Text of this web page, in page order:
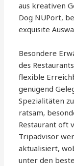
aus kreativen
Dog NUPort,
exquisite
Besondere
des
flexible
genügend
Spezialitäten
ratsam,
Restaurant oft
Tripadvisor
aktualisiert,
unter den